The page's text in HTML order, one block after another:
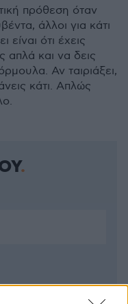
πρόθεση όταν
άλλοι για κάτι
είναι ότι έχεις
απλά και να δεις
Αν ταιριάξει,
κάτι. Απλώς